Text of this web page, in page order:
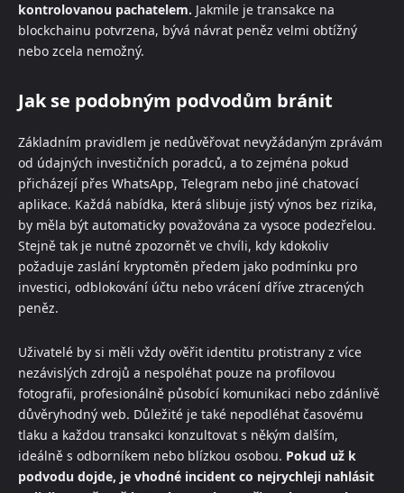
kontrolovanou pachatelem. Jakmile je transakce na
blockchainu potvrzena, bývá návrat peněz velmi obtížný
nebo zcela nemožný.
Jak se podobným podvodům bránit
Základním pravidlem je nedůvěřovat nevyžádaným zprávám
od údajných investičních poradců, a to zejména pokud
přicházejí přes WhatsApp, Telegram nebo jiné chatovací
aplikace. Každá nabídka, která slibuje jistý výnos bez rizika,
by měla být automaticky považována za vysoce podezřelou.
Stejně tak je nutné zpozornět ve chvíli, kdy kdokoliv
požaduje zaslání kryptoměn předem jako podmínku pro
investici, odblokování účtu nebo vrácení dříve ztracených
peněz.
Uživatelé by si měli vždy ověřit identitu protistrany z více
nezávislých zdrojů a nespoléhat pouze na profilovou
fotografii, profesionálně působící komunikaci nebo zdánlivě
důvěryhodný web. Důležité je také nepodléhat časovému
tlaku a každou transakci konzultovat s někým dalším,
ideálně s odborníkem nebo blízkou osobou. Pokud už k
podvodu dojde, je vhodné incident co nejrychleji nahlásit